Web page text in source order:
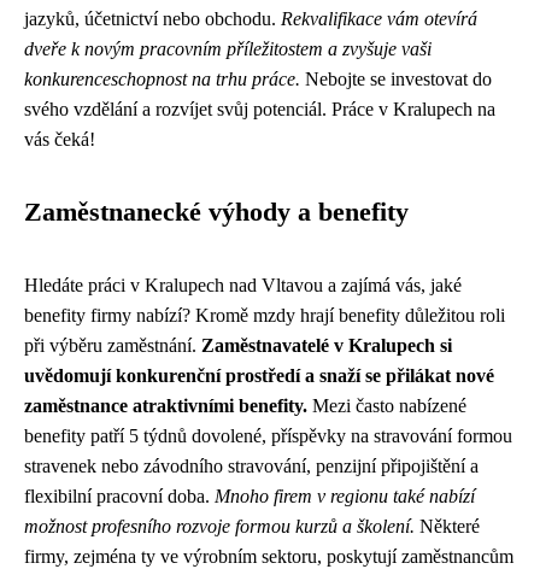
jazyků, účetnictví nebo obchodu. Rekvalifikace vám otevírá
dveře k novým pracovním příležitostem a zvyšuje vaši
konkurenceschopnost na trhu práce. Nebojte se investovat do
svého vzdělání a rozvíjet svůj potenciál. Práce v Kralupech na
vás čeká!
Zaměstnanecké výhody a benefity
Hledáte práci v Kralupech nad Vltavou a zajímá vás, jaké
benefity firmy nabízí? Kromě mzdy hrají benefity důležitou roli
při výběru zaměstnání. Zaměstnavatelé v Kralupech si
uvědomují konkurenční prostředí a snaží se přilákat nové
zaměstnance atraktivními benefity. Mezi často nabízené
benefity patří 5 týdnů dovolené, příspěvky na stravování formou
stravenek nebo závodního stravování, penzijní připojištění a
flexibilní pracovní doba. Mnoho firem v regionu také nabízí
možnost profesního rozvoje formou kurzů a školení. Některé
firmy, zejména ty ve výrobním sektoru, poskytují zaměstnancům